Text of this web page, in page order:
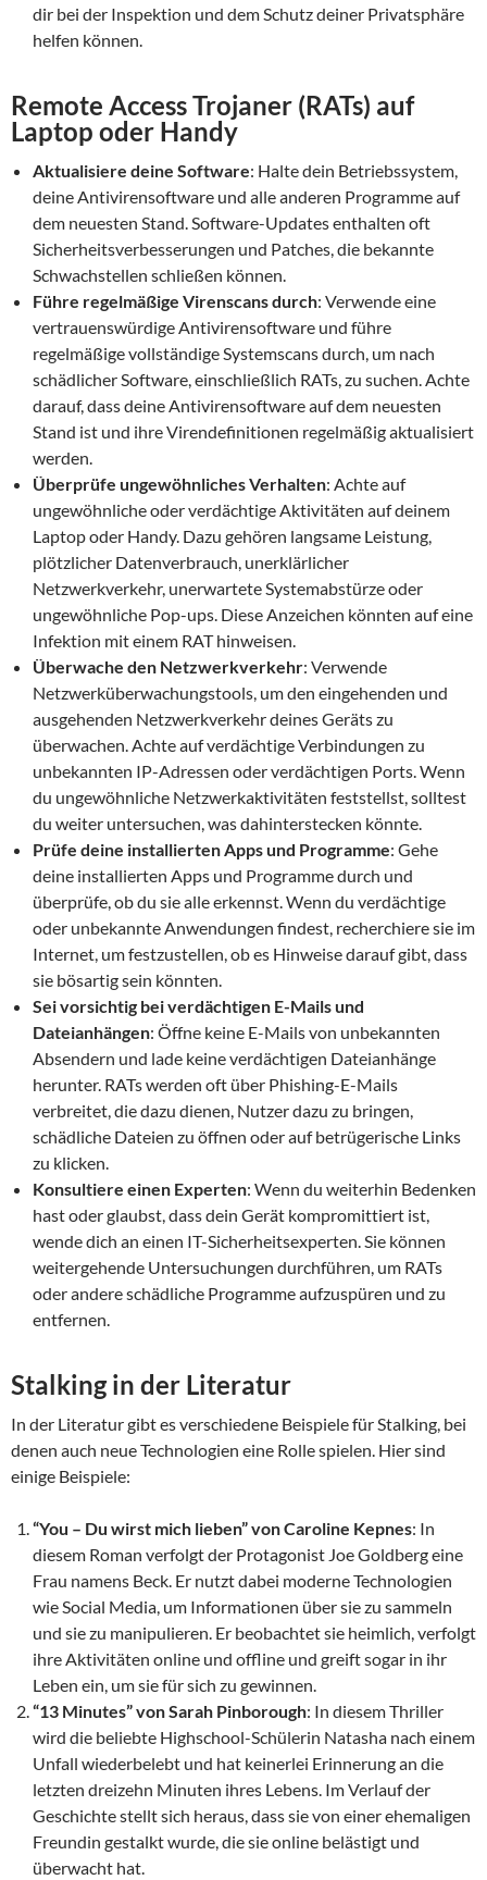
dir bei der Inspektion und dem Schutz deiner Privatsphäre
helfen können.
Remote Access Trojaner (RATs) auf
Laptop oder Handy
Aktualisiere deine Software: Halte dein Betriebssystem,
deine Antivirensoftware und alle anderen Programme auf
dem neuesten Stand. Software-Updates enthalten oft
Sicherheitsverbesserungen und Patches, die bekannte
Schwachstellen schließen können.
Führe regelmäßige Virenscans durch: Verwende eine
vertrauenswürdige Antivirensoftware und führe
regelmäßige vollständige Systemscans durch, um nach
schädlicher Software, einschließlich RATs, zu suchen. Achte
darauf, dass deine Antivirensoftware auf dem neuesten
Stand ist und ihre Virendefinitionen regelmäßig aktualisiert
werden.
Überprüfe ungewöhnliches Verhalten: Achte auf
ungewöhnliche oder verdächtige Aktivitäten auf deinem
Laptop oder Handy. Dazu gehören langsame Leistung,
plötzlicher Datenverbrauch, unerklärlicher
Netzwerkverkehr, unerwartete Systemabstürze oder
ungewöhnliche Pop-ups. Diese Anzeichen könnten auf eine
Infektion mit einem RAT hinweisen.
Überwache den Netzwerkverkehr: Verwende
Netzwerküberwachungstools, um den eingehenden und
ausgehenden Netzwerkverkehr deines Geräts zu
überwachen. Achte auf verdächtige Verbindungen zu
unbekannten IP-Adressen oder verdächtigen Ports. Wenn
du ungewöhnliche Netzwerkaktivitäten feststellst, solltest
du weiter untersuchen, was dahinterstecken könnte.
Prüfe deine installierten Apps und Programme: Gehe
deine installierten Apps und Programme durch und
überprüfe, ob du sie alle erkennst. Wenn du verdächtige
oder unbekannte Anwendungen findest, recherchiere sie im
Internet, um festzustellen, ob es Hinweise darauf gibt, dass
sie bösartig sein könnten.
Sei vorsichtig bei verdächtigen E-Mails und
Dateianhängen: Öffne keine E-Mails von unbekannten
Absendern und lade keine verdächtigen Dateianhänge
herunter. RATs werden oft über Phishing-E-Mails
verbreitet, die dazu dienen, Nutzer dazu zu bringen,
schädliche Dateien zu öffnen oder auf betrügerische Links
zu klicken.
Konsultiere einen Experten: Wenn du weiterhin Bedenken
hast oder glaubst, dass dein Gerät kompromittiert ist,
wende dich an einen IT-Sicherheitsexperten. Sie können
weitergehende Untersuchungen durchführen, um RATs
oder andere schädliche Programme aufzuspüren und zu
entfernen.
Stalking in der Literatur
In der Literatur gibt es verschiedene Beispiele für Stalking, bei
denen auch neue Technologien eine Rolle spielen. Hier sind
einige Beispiele:
“You – Du wirst mich lieben” von Caroline Kepnes: In
diesem Roman verfolgt der Protagonist Joe Goldberg eine
Frau namens Beck. Er nutzt dabei moderne Technologien
wie Social Media, um Informationen über sie zu sammeln
und sie zu manipulieren. Er beobachtet sie heimlich, verfolgt
ihre Aktivitäten online und offline und greift sogar in ihr
Leben ein, um sie für sich zu gewinnen.
“13 Minutes” von Sarah Pinborough: In diesem Thriller
wird die beliebte Highschool-Schülerin Natasha nach einem
Unfall wiederbelebt und hat keinerlei Erinnerung an die
letzten dreizehn Minuten ihres Lebens. Im Verlauf der
Geschichte stellt sich heraus, dass sie von einer ehemaligen
Freundin gestalkt wurde, die sie online belästigt und
überwacht hat.